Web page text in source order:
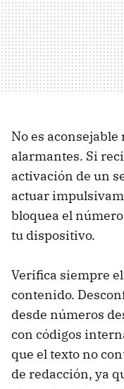
No es
alarmantes. Si
activación de un
actuar
bloquea el
tu dispositivo.
Verifica siempre
contenido.
desde números
con códigos
que el texto no
de redacción, ya